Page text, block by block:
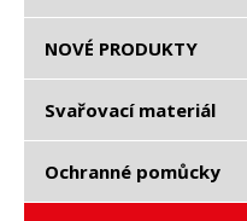
NOVÉ PRODUKTY
Svařovací materiál
Ochranné pomůcky